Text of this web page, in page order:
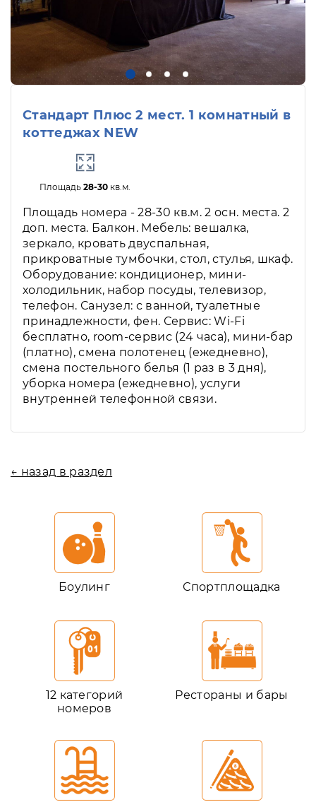
Стандарт Плюс 2 мест. 1 комнатный в
коттеджах NEW
Площадь28-30 кв.м.
Площадь номера - 28-30 кв.м. 2 осн. места. 2
доп. места. Балкон. Мебель: вешалка,
зеркало, кровать двуспальная,
прикроватные тумбочки, стол, стулья, шкаф.
Оборудование: кондиционер, мини-
холодильник, набор посуды, телевизор,
телефон. Санузел: с ванной, туалетные
принадлежности, фен. Сервис: Wi-Fi
бесплатно, room-сервис (24 часа), мини-бар
(платно), смена полотенец (ежедневно),
смена постельного белья (1 раз в 3 дня),
уборка номера (ежедневно), услуги
внутренней телефонной связи.
← назад в раздел
Боулинг Спортплощадка
12 категорий
номеров
Рестораны и бары